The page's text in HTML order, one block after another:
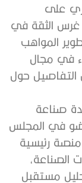
على
الثقة في
المواهب
في مجال
التفاصيل حول
صناعة
في المجلس
رئيسية
الصناعة،
مستقبل